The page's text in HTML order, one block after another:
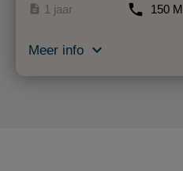
description 1 jaar phone 150
Meer info expand_more